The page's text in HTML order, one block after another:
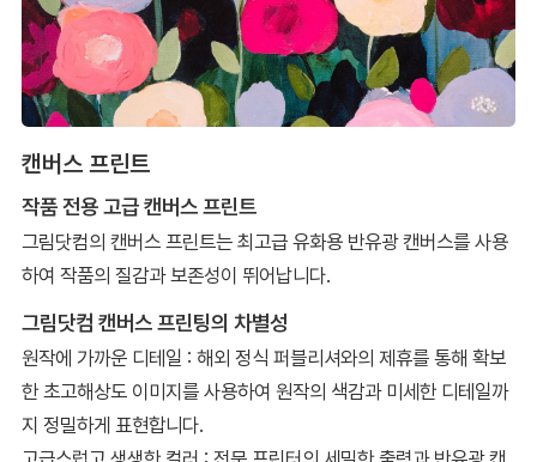
캔버스 프린트
작품 전용 고급 캔버스 프린트
그림닷컴의 캔버스 프린트는 최고급 유화용 반유광 캔버스를 사용
하여 작품의 질감과 보존성이 뛰어납니다.
그림닷컴 캔버스 프린팅의 차별성
원작에 가까운 디테일 : 해외 정식 퍼블리셔와의 제휴를 통해 확보
한 초고해상도 이미지를 사용하여 원작의 색감과 미세한 디테일까
지 정밀하게 표현합니다.